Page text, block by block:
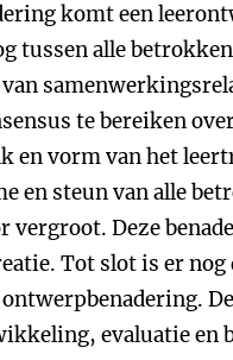
komt een
tussen alle
te bereiken
en vorm van het
en steun van alle
vergroot. Deze
Tot slot is er nog
evaluatie en